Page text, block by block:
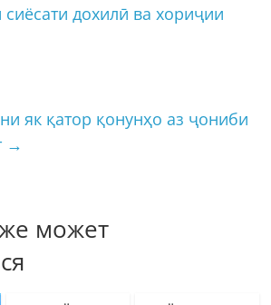
дохилӣ ва хориҷии
як қатор қонунҳо аз ҷониби
→
может